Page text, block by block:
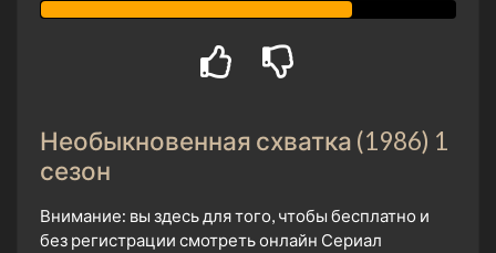
Необыкновенная схватка (1986) 1
сезон
Внимание: вы здесь для того, чтобы бесплатно и
без регистрации смотреть онлайн Сериал